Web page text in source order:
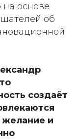
основе
об
создаёт
желание и